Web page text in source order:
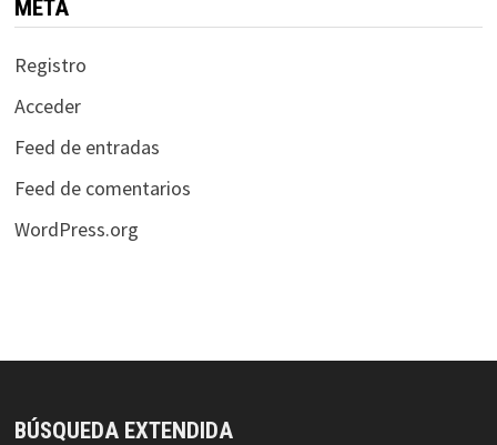
META
Registro
Acceder
Feed de entradas
Feed de comentarios
WordPress.org
BÚSQUEDA EXTENDIDA